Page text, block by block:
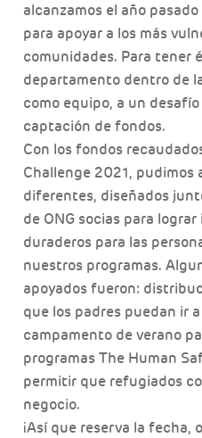
alcanzamos el año
para apoyar a los más
comunidades. Para tener
departamento dentro de
como equipo, a un
captación de fondos.
Con los fondos
Challenge 2021, pudimos
diferentes, diseñados
de ONG socias para
duraderos para las
nuestros programas.
apoyados fueron:
que los padres puedan ir
campamento de verano
programas The Human
permitir que refugiados
negocio.
¡Así que reserva la fecha,